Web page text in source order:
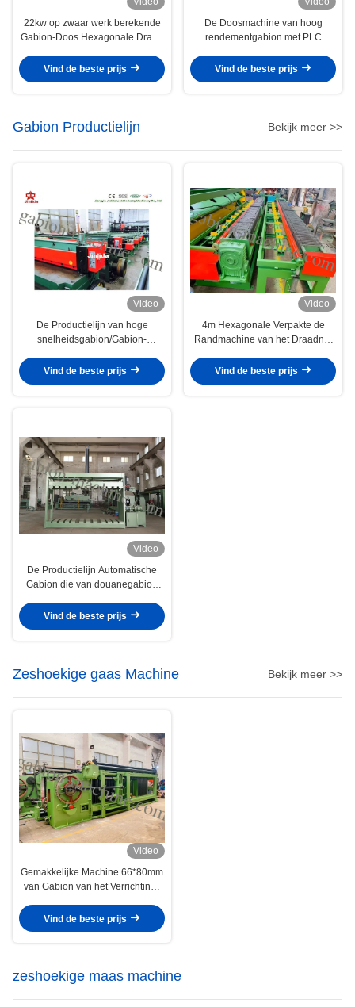
22kw op zwaar werk berekende
Gabion-Doos Hexagonale Draad
Netwerkbreedte
Vind de beste prijs
De Doosmachine van hoog
rendementgabion met PLC
Vind de beste prijs
Gabion Productielijn Bekijk meer >>
Video
De Productielijn van hoge
snelheidsgabion/Gabion-
Vind de beste prijs
Video
4m Hexagonale Verpakte de
Randmachine van het Draadnet
winden
Vind de beste prijs
Video
De Productielijn Automatische
Gabion die van douanegabion
Verpakkingsmachine opleveren
Vind de beste prijs
Zeshoekige gaas Machine Bekijk meer >>
Video
Gemakkelijke Machine 66*80mm
van Gabion van het Verrichtings
Draadnetwerk
Vind de beste prijs
zeshoekige maas machine